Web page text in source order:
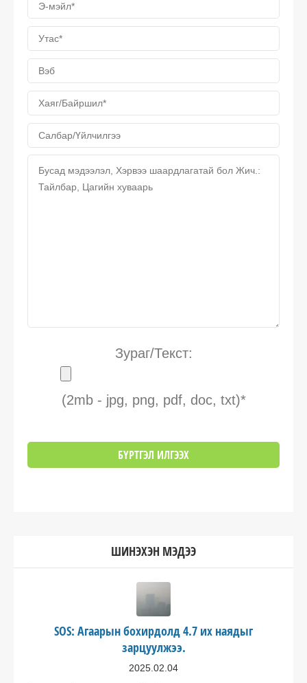
Зураг/Текст:
(2mb - jpg, png, pdf, doc, txt)*
ШИНЭХЭН МЭДЭЭ
SOS: Агаарын бохирдолд 4.7 их наядыг
зарцуулжээ.
2025.02.04